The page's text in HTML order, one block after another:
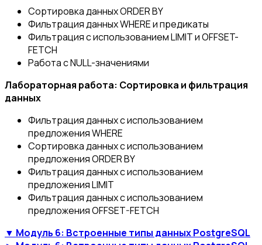
Сортировка данных ORDER BY
Фильтрация данных WHERE и предикаты
Фильтрация с использованием LIMIT и OFFSET-
FETCH
Работа с NULL-значениями
Лабораторная работа: Сортировка и фильтрация
данных
Фильтрация данных с использованием
предложения WHERE
Сортировка данных с использованием
предложения ORDER BY
Фильтрация данных с использованием
предложения LIMIT
Фильтрация данных с использованием
предложения OFFSET-FETCH
▼ Модуль 6: Встроенные типы данных PostgreSQL